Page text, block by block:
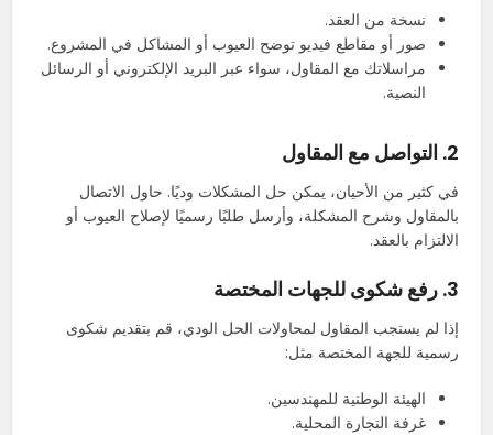
نسخة من العقد.
صور أو مقاطع فيديو توضح العيوب أو المشاكل في المشروع.
مراسلاتك مع المقاول، سواء عبر البريد الإلكتروني أو الرسائل
النصية.
2. التواصل مع المقاول
في كثير من الأحيان، يمكن حل المشكلات وديًا. حاول الاتصال
بالمقاول وشرح المشكلة، وأرسل طلبًا رسميًا لإصلاح العيوب أو
الالتزام بالعقد.
3. رفع شكوى للجهات المختصة
إذا لم يستجب المقاول لمحاولات الحل الودي، قم بتقديم شكوى
رسمية للجهة المختصة مثل:
الهيئة الوطنية للمهندسين.
غرفة التجارة المحلية.